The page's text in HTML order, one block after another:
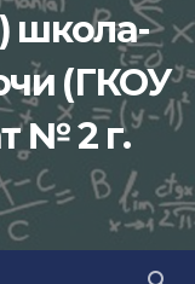
школа-
(ГКОУ
№ 2 г.